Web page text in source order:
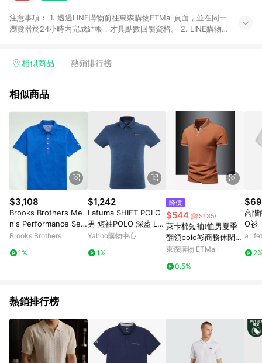
注意事項： 1. 透過LINE購物前往東森購物ETMall頁面，並在同一
瀏覽器於24小時內完成結帳，才具點數回饋資格。 2. LINE購物
單，皆不在點數回饋範圍內。 3. 如購買以下類別商品，將無法獲
球嚴選、商城、專案商品、「草莓網」全館商品。 4. 如取消訂
回饋。 5. 點數回饋會扣除所有折扣優惠後之最終發票金額計算，
實際回饋請依LINE購物通知為主。 6. 訂單如有使用東森購物
ETMall站內之折扣優惠(包含但不限於東森幣、樂透金、東森現金
券等)，不具點數回饋資格。詳細請依東森購物ETMall之結帳頁面
顯示為準。 7. LINE購物設有「單一商品最高回饋點數」機制(特
殊活動時開放「回饋無上限」)，以同一訂單中同一商品不論件數
計算，並依訂單成立時間當下LINE購物所設定的回饋機制為準。
8. LINE購物為購物資訊整合性平台，商品資料更新會有時間差，
如顯示之商品規格、顏色、價位、贈品與東森購物ETMall銷售網
頁不符，以銷售網頁標示為準。 9. 若有贈點爭議，請務必於訂單
日期+180天以內至LINE購物客服洽詢；若超過180天(含)以上進
行申訴，恕無法贈點回饋。 10. 部分點數紅包僅限指定商品使
用，或不適用於無回饋商品。各點數紅包之適用商品與使用條件
相似商品 熱銷排行榜
相似商品
$3,108
Brooks Brothers Me
n's Performance Seri
es Supima Polo Shirt
Brooks Brothers
1%
$1,242
Lafuma SHIFT POLO
男 短袖POLO 深藍 LF
V122688598
Yahoo購物中心
1%
降價
$544 (降$135)
萊卡棉短袖t恤男夏季
翻領polo衫商務休閑透
氣中青年時尚半袖上衣
東森購物 ETMall
0.5%
高階
O衫
a
熱銷排行榜